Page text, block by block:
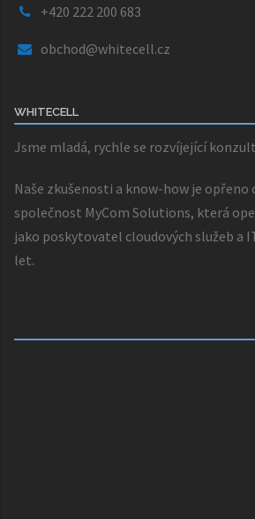
+420 222 200 683
obchod@whitecell.cz
WHITECELL
Jsme mladá, rychle se rozvíjející
Naše zkušenosti a know-how je opřeno
společnost MyCom Solutions, která
jako poskytovatel cloudových služeb a
let.